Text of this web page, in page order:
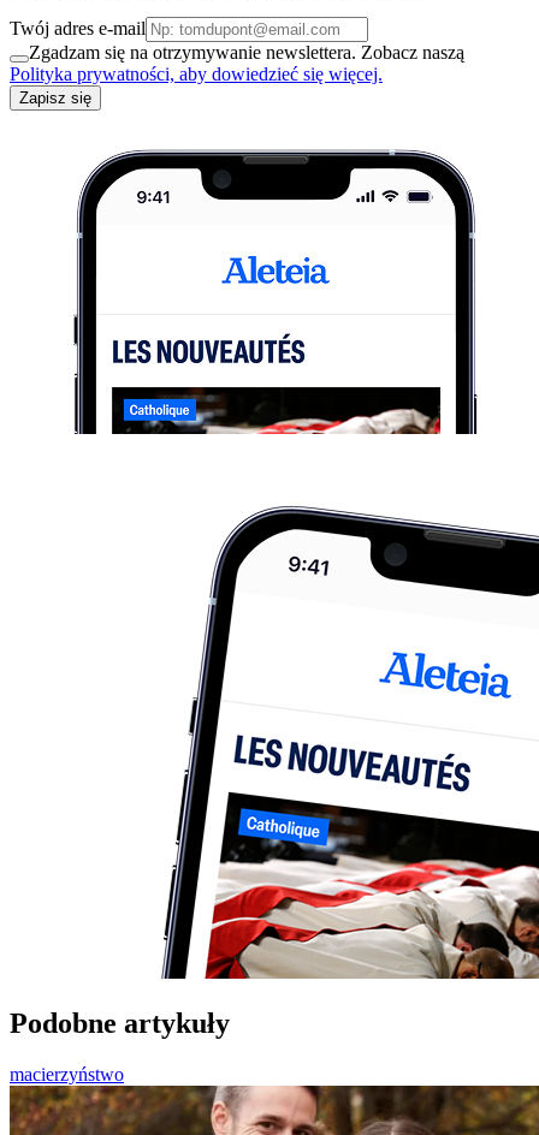
Twój adres e-mail
Zgadzam się na otrzymywanie newslettera. Zobacz naszą
Polityka prywatności, aby dowiedzieć się więcej.
Zapisz się
Podobne artykuły
macierzyństwo